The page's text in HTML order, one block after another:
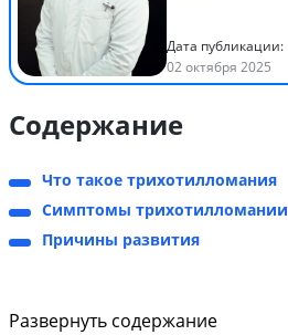
Дата публикации:
02 октября 2025
Содержание
Что такое трихотилломания
Симптомы трихотилломании
Причины развития
Развернуть содержание